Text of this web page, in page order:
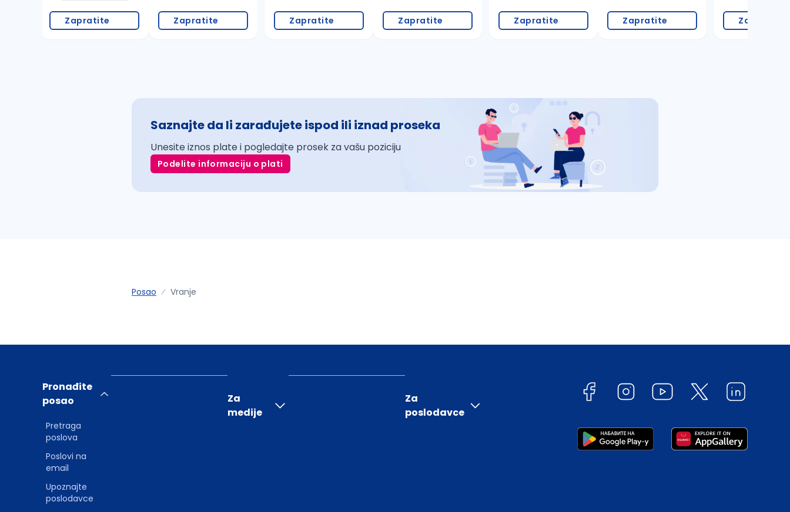
Zapratite Zapratite Zapratite Zapratite Zapratite Zapratite Zapratite
Saznajte da li zarađujete ispod ili iznad proseka
Unesite iznos plate i pogledajte prosek za vašu poziciju
Podelite informaciju o plati
Posao Vranje
Pronađite
posao
Pretraga
poslova
Poslovi na
email
Upoznajte
poslodavce
Za
medije
Za
poslodavce